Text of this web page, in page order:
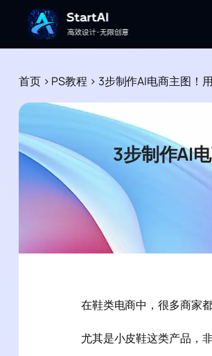
首页 > PS教程 > 3步制作AI电商主图！
3步制作AI
在鞋类电商中，很多商家
尤其是小皮鞋这类产品，